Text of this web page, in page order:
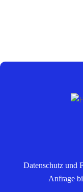
Datenschutz und
Anfrage